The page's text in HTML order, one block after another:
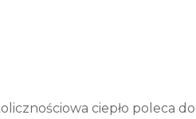
ciepło poleca do